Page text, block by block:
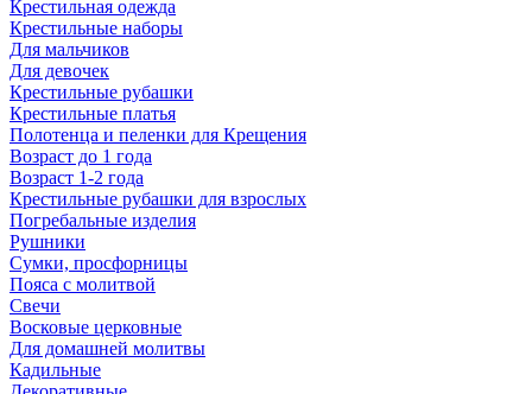
Крестильная одежда
Крестильные наборы
Для мальчиков
Для девочек
Крестильные рубашки
Крестильные платья
Полотенца и пеленки для Крещения
Возраст до 1 года
Возраст 1-2 года
Крестильные рубашки для взрослых
Погребальные изделия
Рушники
Сумки, просфорницы
Пояса с молитвой
Свечи
Восковые церковные
Для домашней молитвы
Кадильные